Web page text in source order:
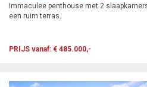
Immaculee penthouse met 2
een ruim terras.
PRIJS vanaf: € 485.000,-